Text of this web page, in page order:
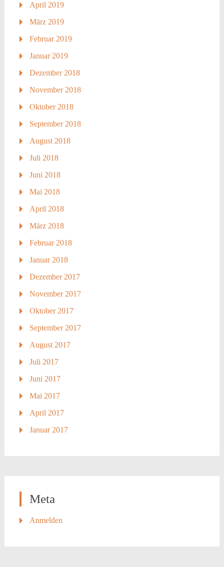
April 2019
März 2019
Februar 2019
Januar 2019
Dezember 2018
November 2018
Oktober 2018
September 2018
August 2018
Juli 2018
Juni 2018
Mai 2018
April 2018
März 2018
Februar 2018
Januar 2018
Dezember 2017
November 2017
Oktober 2017
September 2017
August 2017
Juli 2017
Juni 2017
Mai 2017
April 2017
Januar 2017
Meta
Anmelden